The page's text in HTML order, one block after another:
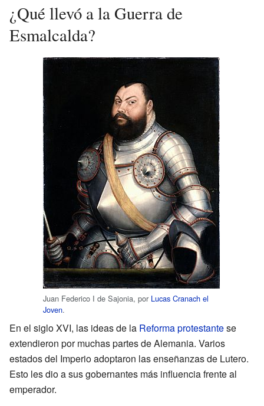
¿Qué llevó a la Guerra de
Esmalcalda?
Juan Federico I de Sajonia, por Lucas Cranach el
Joven.
En el siglo XVI, las ideas de la Reforma protestantese
extendieron por muchas partes de Alemania. Varios
estados del Imperio adoptaron las enseñanzas de Lutero.
Esto les dio a sus gobernantes más influencia frente al
emperador.